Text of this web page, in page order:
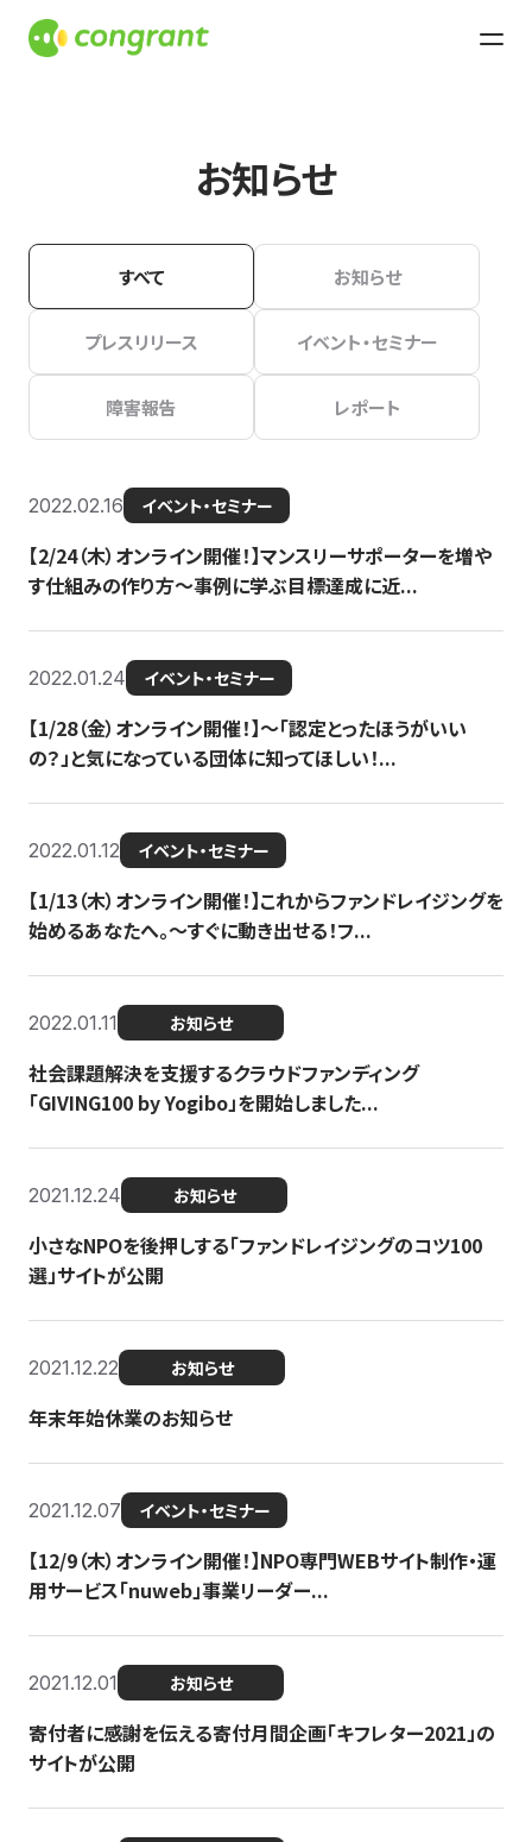
お知らせ
すべて お知らせ
プレスリリース イベント・セミナー
障害報告 レポート
2022.02.16 イベント・セミナー
【2/24（木）オンライン開催！】マンスリーサポーターを増や
す仕組みの作り方〜事例に学ぶ目標達成に近...
2022.01.24 イベント・セミナー
【1/28（金）オンライン開催！】〜「認定とったほうがいい
の？」と気になっている団体に知ってほしい！...
2022.01.12 イベント・セミナー
【1/13（木）オンライン開催！】これからファンドレイジングを
始めるあなたへ。〜すぐに動き出せる！フ...
2022.01.11 お知らせ
社会課題解決を支援するクラウドファンディング
「GIVING100 by Yogibo」を開始しました...
2021.12.24 お知らせ
小さなNPOを後押しする「ファンドレイジングのコツ100
選」サイトが公開
2021.12.22 お知らせ
年末年始休業のお知らせ
2021.12.07 イベント・セミナー
【12/9（木）オンライン開催！】NPO専門WEBサイト制作・運
用サービス「nuweb」事業リーダー...
2021.12.01 お知らせ
寄付者に感謝を伝える寄付月間企画「キフレター2021」の
サイトが公開